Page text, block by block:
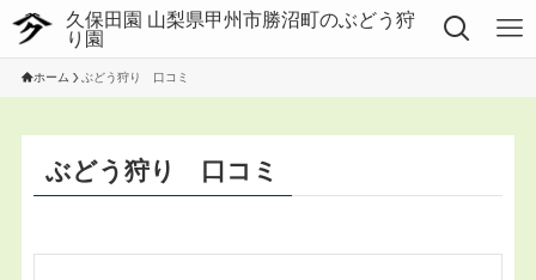
ホーム ぶどう狩り 口コミ
ぶどう狩り 口コミ